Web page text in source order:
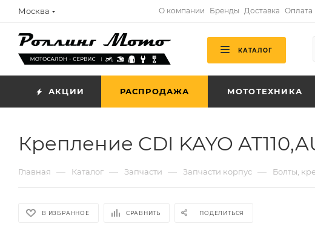
Москва О компании Бренды Доставка Оплата
КАТАЛОГ
АКЦИИ РАСПРОДАЖА МОТОТЕХНИКА
Крепление CDI KAYO
Главная — Каталог — Запчасти — Запчасти корпус — Болты,
В ИЗБРАННОЕ СРАВНИТЬ ПОДЕЛИТЬСЯ